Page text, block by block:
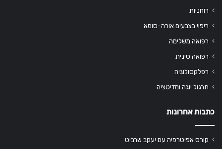
רוחניות
ריפוי בצבעים אורה-סומא
רפואה משלימה
רפואה סינית
רפלקסולוגיה
תרגול יוגה ומדיטציה
כתבות אחרונות
קורס אפיטרפיה עם יעקב שרביט